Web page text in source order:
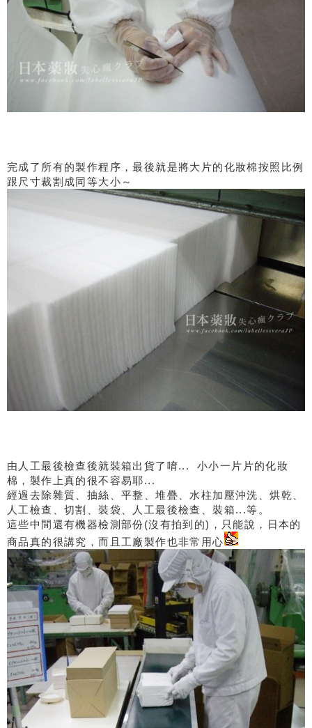
完成了所有的製作程序，最後就是將大片的化妝棉按照比例
跟尺寸裁割成同等大小～
由人工最後檢查後就裝箱出貨了唷... 小小一片片的化妝
棉，製作上真的很不容易耶...
經過去除雜質、抽絲、平整、堆疊、水柱加壓沖洗、烘乾、
人工檢查、切割、裝袋、人工最後檢查、裝箱...等。
這些中間還有機器檢測部份(沒有拍到的)，只能說，日本的
商品真的很講究，而且工廠製作也非常用心